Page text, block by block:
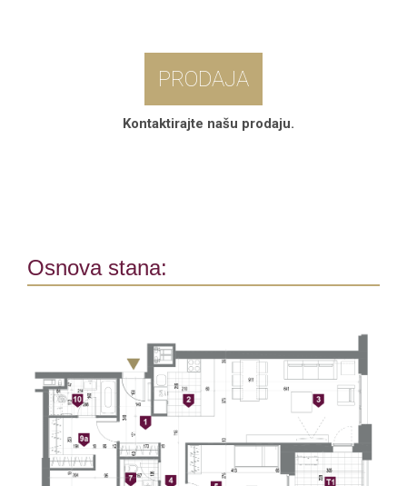
PRODAJA
Kontaktirajte našu prodaju.
Osnova stana: